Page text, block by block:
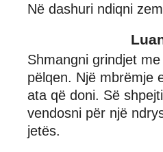
Në dashuri ndiqni
Shmangni grindjet
pëlqen. Një mbrëmje
ata që doni. Së
vendosni për një
jetës.